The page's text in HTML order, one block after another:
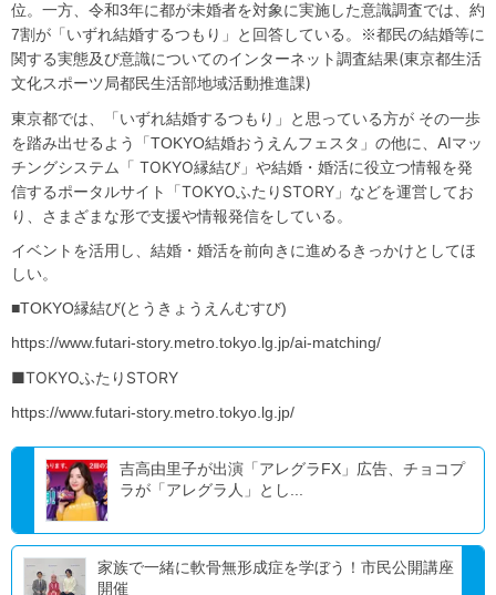
位。一方、令和3年に都が未婚者を対象に実施した意識調査では、約
7割が「いずれ結婚するつもり」と回答している。※都⺠の結婚等に
関する実態及び意識についてのインターネット調査結果(東京都生活
文化スポーツ局都⺠生活部地域活動推進課)
東京都では、
「いずれ結婚するつもり」と思っている方が その一歩
を踏み出せるよう
「TOKYO結婚おうえんフェスタ」の他に、 AIマッ
チングシステム「 TOKYO縁結び」や結婚・婚活に役立つ情報を発
信するポータルサイト「TOKYOふたりSTORY」などを運営してお
り、さまざまな形で支援や情報発信をしている。
イベントを活用し、結婚・婚活を前向きに進めるきっかけとしてほ
しい。
■TOKYO縁結び(とうきょうえんむすび)
https://www.futari-story.metro.tokyo.lg.jp/ai-matching/
■TOKYOふたりSTORY
https://www.futari-story.metro.tokyo.lg.jp/
吉高由里子が出演「アレグラFX」広告、チョコプ
ラが「アレグラ人」とし...
家族で一緒に軟骨無形成症を学ぼう！市民公開講座
開催